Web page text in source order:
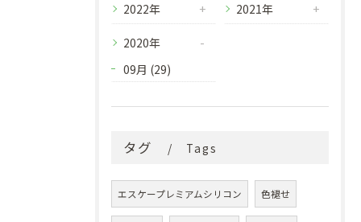
2022年 2021年
2020年
09月 (29)
タグ Tags
エスケープレミアムシリコン 色褪せ